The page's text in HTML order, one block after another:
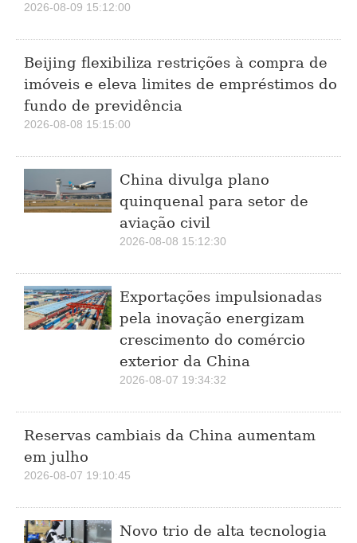
2026-08-09 15:12:00
Beijing flexibiliza restrições à compra de
imóveis e eleva limites de empréstimos do
fundo de previdência
2026-08-08 15:15:00
China divulga plano
quinquenal para setor de
aviação civil
2026-08-08 15:12:30
Exportações impulsionadas
pela inovação energizam
crescimento do comércio
exterior da China
2026-08-07 19:34:32
Reservas cambiais da China aumentam
em julho
2026-08-07 19:10:45
Novo trio de alta tecnologia